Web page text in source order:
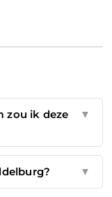
zou ik deze
▼
▼